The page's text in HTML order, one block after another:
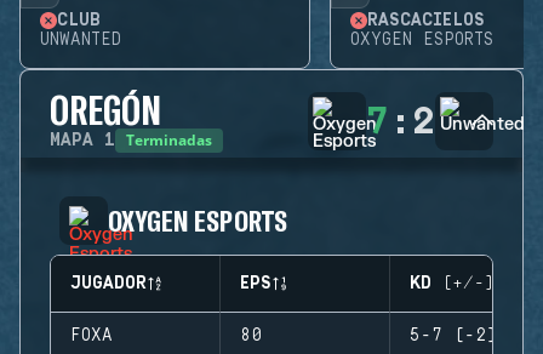
CLUB
UNWANTED
RASCACIELOS
OXYGEN ESPORTS
OREGÓN
MAPA 1 Terminadas 7 : 2
OXYGEN ESPORTS
JUGADOR EPS KD (+/-)
FOXA 80 5-7 (-2)